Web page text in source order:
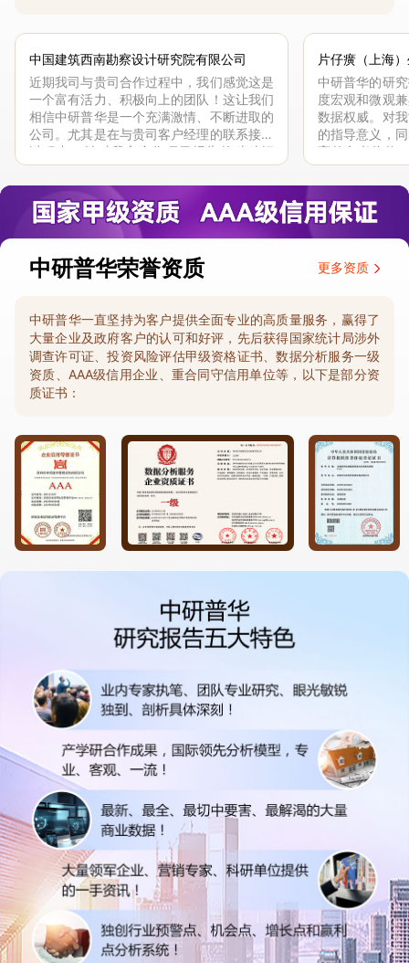
中国建筑西南勘察设计研究院有限公司
近期我司与贵司合作过程中，我们感觉这是
一个富有活力、积极向上的团队！这让我们
相信中研普华是一个充满激情、不断进取的
公司。尤其是在与贵司客户经理的联系接洽
过程中，针对我方合作项目报告的种种细
节，及时细致缜密地协助与项目部沟通、探
讨和完善...
片仔癀（上海
中研普华的研
度宏观和微观
数据权威。对
的指导意义，
高的参考价值
体化”服务和行
司继续...
中研普华荣誉资质 更多资质
中研普华一直坚持为客户提供全面专业的高质量服务，赢得了
大量企业及政府客户的认可和好评，先后获得国家统计局涉外
调查许可证、投资风险评估甲级资格证书、数据分析服务一级
资质、AAA级信用企业、重合同守信用单位等，以下是部分资
质证书：